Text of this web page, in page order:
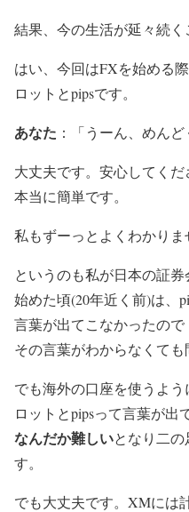
結果、今の生活が延々続く
はい、今回はFXを始める
ロットとpipsです。
あなた ：「うーん、めんど
大丈夫です。安心してくだ
本当に簡単です。
私もずーっとよくわかりま
というのも私が日本の証
始めた頃(20年近く前)は、
言葉が出てこなかったので
その言葉がわからなくても
でも海外の口座を使うよう
ロットとpipsって言葉が出
なんだか難しいとなり二
す。
でも大丈夫です。XMには